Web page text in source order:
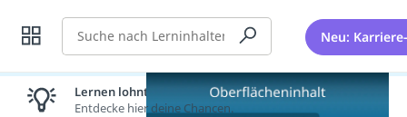
Suche Neu:
Lernen lohnt sich!
Entdecke hier deine Chancen.